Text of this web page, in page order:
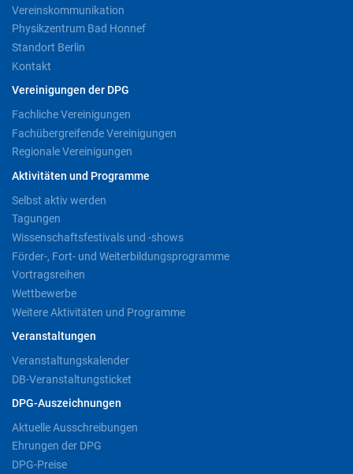
Vereinskommunikation
Physikzentrum Bad Honnef
Standort Berlin
Kontakt
Vereinigungen der DPG
Fachliche Vereinigungen
Fachübergreifende Vereinigungen
Regionale Vereinigungen
Aktivitäten und Programme
Selbst aktiv werden
Tagungen
Wissenschaftsfestivals und -shows
Förder-, Fort- und Weiterbildungsprogramme
Vortragsreihen
Wettbewerbe
Weitere Aktivitäten und Programme
Veranstaltungen
Veranstaltungskalender
DB-Veranstaltungsticket
DPG-Auszeichnungen
Aktuelle Ausschreibungen
Ehrungen der DPG
DPG-Preise